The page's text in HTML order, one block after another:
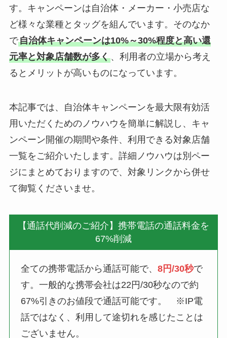
す。キャンペーンは自治体・メーカー・小売店な
ど様々な業種とタッグを組んでいます。そのなか
で自治体キャンペーンは10%～30%程度と高い還
元率と対象店舗数が多く、利用者の立場から考え
るとメリットが高いものになっています。
本記事では、自治体キャンペーンを最大限有効活
用いただくためのノウハウを簡単に解説し、キャ
ンペーン開催の期間や条件、利用できる対象店舗
一覧をご紹介いたします。詳細ノウハウは別ペー
ジにまとめておりますので、対象リンクから併せ
て御覧くださいませ。
【通話代削減のご紹介】携帯電話の通話料金を
67%削減
全ての携帯電話から通話可能で、8円/30秒で
す。一般的な携帯会社は22円/30秒なので約
67%引きのお値段で通話可能です。 ※IP電
話ではなく、利用して途切れを感じたことは
ございません。